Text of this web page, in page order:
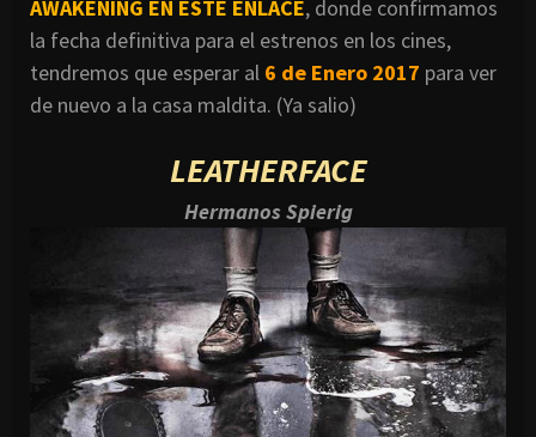
AWAKENING EN ESTE ENLACE, donde confirmamos
la fecha definitiva para el estrenos en los cines,
tendremos que esperar al 6 de Enero 2017 para ver
de nuevo a la casa maldita. (Ya salio)
LEATHERFACE
Hermanos Spierig